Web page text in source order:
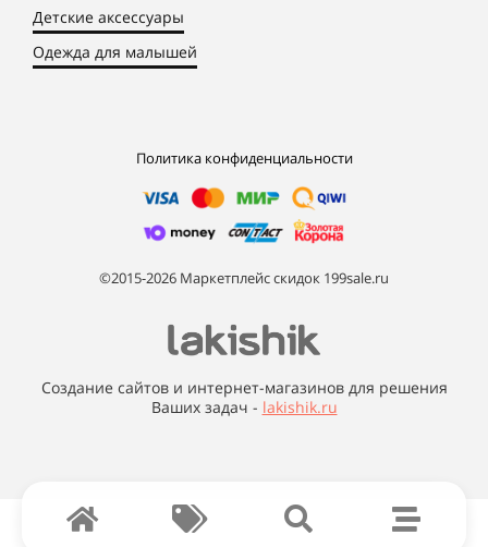
Детские аксессуары
Одежда для малышей
Политика конфиденциальности
©2015-2026 Маркетплейс скидок 199sale.ru
Создание сайтов и интернет-магазинов для решения
Ваших задач - lakishik.ru